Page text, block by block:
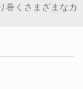
巻くさまざまなカ